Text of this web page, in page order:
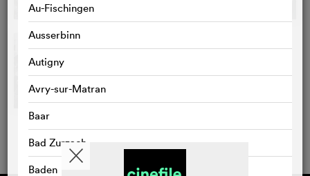
Au-Fischingen
Ausserbinn
Autigny
Avry-sur-Matran
Baar
Bad Zurzach
Baden